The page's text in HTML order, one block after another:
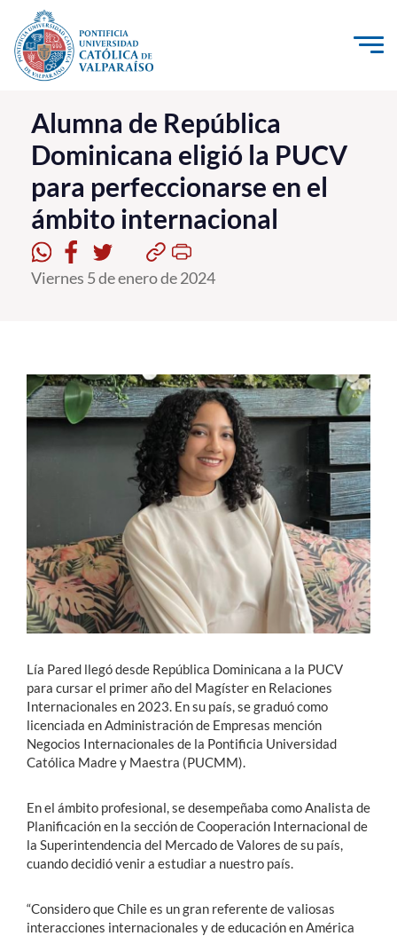
Click acá para ir directamente al contenido
La Universidad
Investigación, Creación e Innovación
PUCV Internacional
Vinculación con el Medio
Admisión
Formación Continua
Estudiantes
Alumni
English
Alumna de República
Dominicana eligió la PUCV
para perfeccionarse en el
ámbito internacional
Viernes 5 de enero de 2024
Lía Pared llegó desde República Dominicana a la PUCV
para cursar el primer año del Magíster en Relaciones
Internacionales en 2023. En su país, se graduó como
licenciada en Administración de Empresas mención
Negocios Internacionales de la Pontificia Universidad
Católica Madre y Maestra (PUCMM).
En el ámbito profesional, se desempeñaba como Analista de
Planificación en la sección de Cooperación Internacional de
la Superintendencia del Mercado de Valores de su país,
cuando decidió venir a estudiar a nuestro país.
“Considero que Chile es un gran referente de valiosas
interacciones internacionales y de educación en América